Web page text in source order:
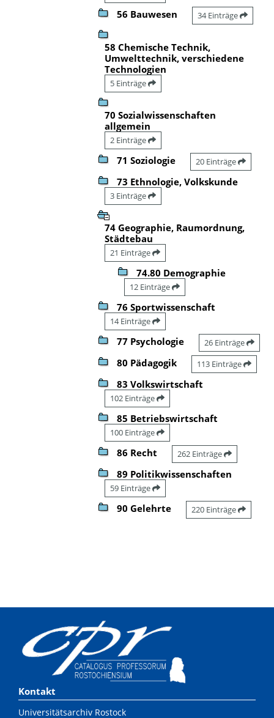
56 Bauwesen 34 Einträge
58 Chemische Technik,
Umwelttechnik, verschiedene
Technologien
5 Einträge
70 Sozialwissenschaften
allgemein
2 Einträge
71 Soziologie 20 Einträge
73 Ethnologie, Volkskunde
3 Einträge
74 Geographie, Raumordnung,
Städtebau
21 Einträge
74.80 Demographie
12 Einträge
76 Sportwissenschaft
14 Einträge
77 Psychologie 26 Einträge
80 Pädagogik 113 Einträge
83 Volkswirtschaft
102 Einträge
85 Betriebswirtschaft
100 Einträge
86 Recht 262 Einträge
89 Politikwissenschaften
59 Einträge
90 Gelehrte 220 Einträge
Kontakt
Universitätsarchiv Rostock